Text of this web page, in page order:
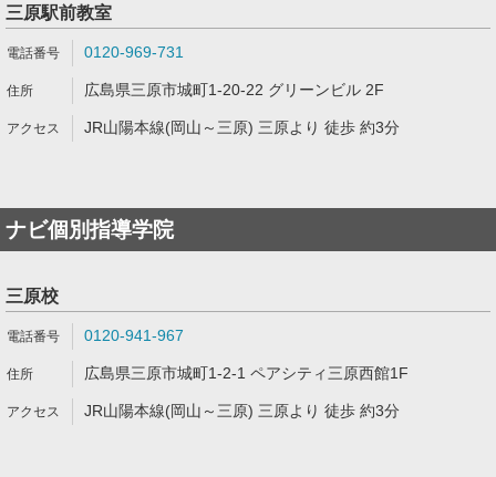
三原駅前教室
0120-969-731
広島県三原市城町1-20-22 グリーンビル 2F
JR山陽本線(岡山～三原) 三原より 徒歩 約3分
ナビ個別指導学院
三原校
0120-941-967
広島県三原市城町1-2-1 ペアシティ三原西館1F
JR山陽本線(岡山～三原) 三原より 徒歩 約3分